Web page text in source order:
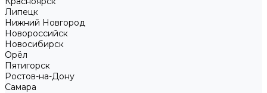
Липецк
Нижний Новгород
Новороссийск
Новосибирск
Орёл
Пятигорск
Ростов-на-Дону
Самара